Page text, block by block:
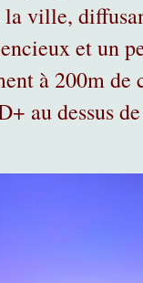
la ville,
et un
à 200m de
au dessus